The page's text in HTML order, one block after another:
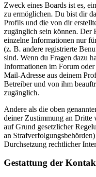
Zweck eines Boards ist es,
zu ermöglichen. Du bist dir
Profils und die von dir
zugänglich sein können. Der
einzelne Informationen nur
(z. B. andere registrierte
sind. Wenn du Fragen dazu
Informationen im Forum
Mail-Adresse aus deinem
Betreiber und von ihm
zugänglich.
Andere als die oben
deiner Zustimmung an Dritte
auf Grund gesetzlicher
an
Durchsetzung rechtlicher
Gestattung der